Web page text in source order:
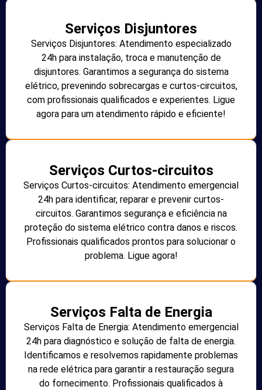
Serviços Disjuntores
Serviços Disjuntores: Atendimento especializado
24h para instalação, troca e manutenção de
disjuntores. Garantimos a segurança do sistema
elétrico, prevenindo sobrecargas e curtos-circuitos,
com profissionais qualificados e experientes. Ligue
agora para um atendimento rápido e eficiente!
Serviços Curtos-circuitos
Serviços Curtos-circuitos: Atendimento emergencial
24h para identificar, reparar e prevenir curtos-
circuitos. Garantimos segurança e eficiência na
proteção do sistema elétrico contra danos e riscos.
Profissionais qualificados prontos para solucionar o
problema. Ligue agora!
Serviços Falta de Energia
Serviços Falta de Energia: Atendimento emergencial
24h para diagnóstico e solução de falta de energia.
Identificamos e resolvemos rapidamente problemas
na rede elétrica para garantir a restauração segura
do fornecimento. Profissionais qualificados à